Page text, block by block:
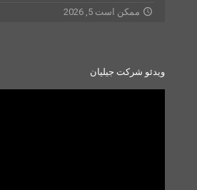
ممکن است 5, 2026
ویدئو شرکت جیلیان